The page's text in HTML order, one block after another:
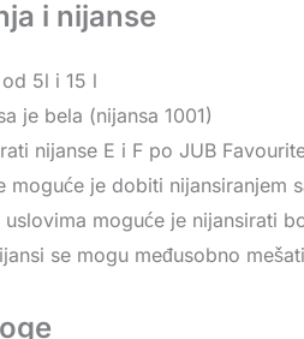
i nijanse
5l i 15 l
je bela (nijansa 1001)
nijanse E i F po JUB
moguće je dobiti nijansiranjem
moguće je nijansirati
se mogu međusobno